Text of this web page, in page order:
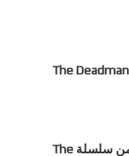
تفاصيل احتفالية العدد 1000 من سلسلة The